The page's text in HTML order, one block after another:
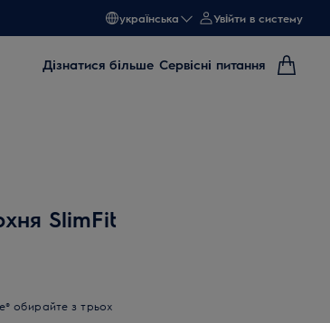
українська Увійти в систему
Дізнатися більше Сервісні питання
SlimFit
обирайте з трьох